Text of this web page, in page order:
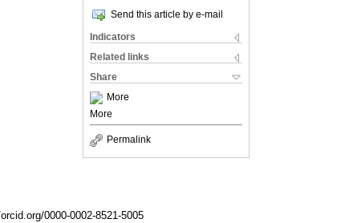
Send this article by e-mail
Indicators
Related links
Share
More
More
Permalink
0000-0002-8521-5005